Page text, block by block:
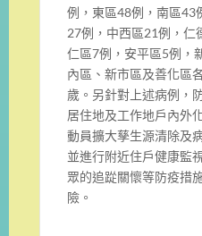
例，東區48例，南區43
27例，中西區21例，仁
仁區7例，安平區5例，
內區、新市區及善化區
歲。另針對上述病例，
居住地及工作地戶內外
動員擴大孳生源清除及
並進行附近住戶健康監
眾的追踨關懷等防疫措
險。